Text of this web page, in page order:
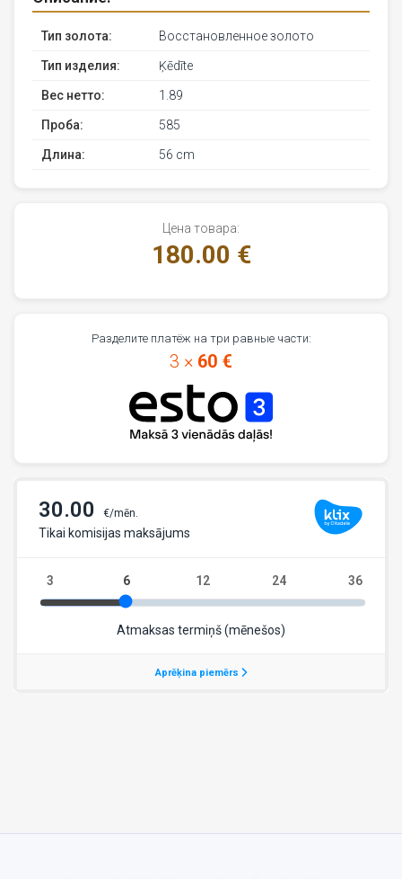
Тип золота: Восстановленное золото
Тип изделия: Ķēdīte
Вес нетто: 1.89
Проба: 585
Длина: 56 cm
Цена товара:
180.00 €
Разделите платёж на три равные части:
3 × 60 €